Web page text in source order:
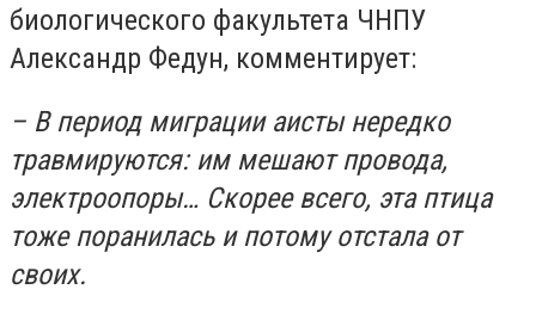
биологического факультета ЧНПУ
Александр Федун, комментирует:
– В период миграции аисты нередко
травмируются: им мешают провода,
электроопоры… Скорее всего, эта птица
тоже поранилась и потому отстала от
своих.